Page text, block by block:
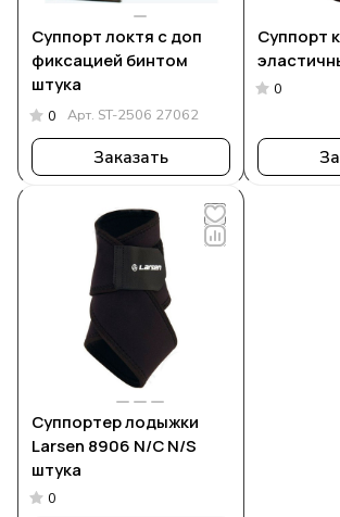
Суппорт локтя с доп
фиксацией бинтом
штука
0 Арт. ST-2506 27062
Заказать
Суппорт
0
Суппортер лодыжки
Larsen 8906 N/C N/S
штука
0